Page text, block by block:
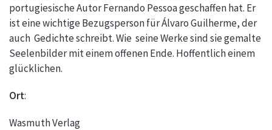
portugiesische Autor Fernando Pessoa geschaffen hat. Er
ist eine wichtige Bezugsperson für Álvaro Guilherme, der
auch Gedichte schreibt. Wie seine Werke sind sie gemalte
Seelenbilder mit einem offenen Ende. Hoffentlich einem
glücklichen.
Ort:
Wasmuth Verlag